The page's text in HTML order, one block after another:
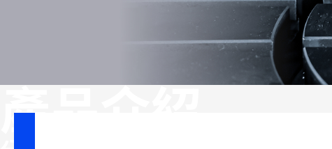
精密油壓分
搖擺頭
不鏽鋼浸水
產品介紹